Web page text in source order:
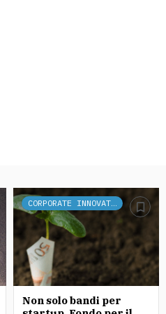
CORPORATE INNOVATION
Non solo bandi per